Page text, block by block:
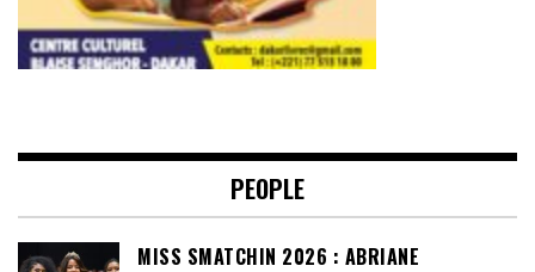
PEOPLE
MISS SMATCHIN 2026 : ABRIANE